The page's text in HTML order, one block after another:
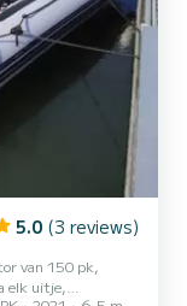
5.0 (3 reviews)
van 150 pk,
elk uitje,